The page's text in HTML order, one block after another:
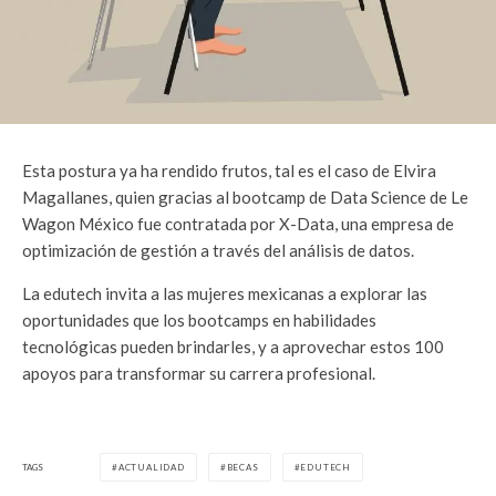
Esta postura ya ha rendido frutos, tal es el caso de Elvira
Magallanes, quien gracias al bootcamp de Data Science de Le
Wagon México fue contratada por X-Data, una empresa de
optimización de gestión a través del análisis de datos.
La edutech invita a las mujeres mexicanas a explorar las
oportunidades que los bootcamps en habilidades
tecnológicas pueden brindarles, y a aprovechar estos 100
apoyos para transformar su carrera profesional.
TAGS ACTUALIDAD BECAS EDUTECH